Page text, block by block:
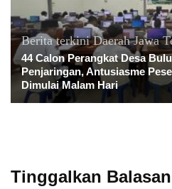
Berita terkini Daerah Jawa
44 Calon Perangkat Desa
Penjaringan, Antusiasme
Dimulai Malam Hari
Tinggalkan Balasan